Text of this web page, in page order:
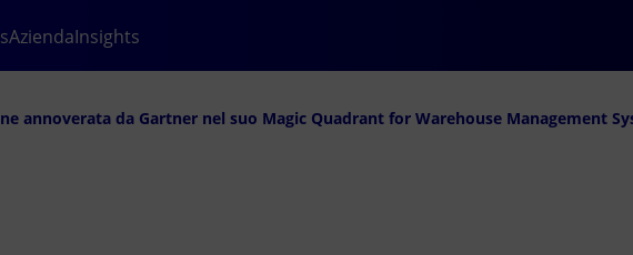
AziendaInsights